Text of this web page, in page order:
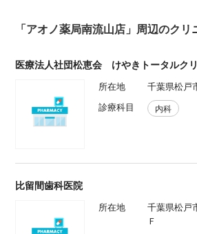
「アオノ薬局南流山店」周辺のク
医療法人社団松恵会 けやきトータルク
所在地
千葉県松戸
診療科目
内科
比留間歯科医院
所在地
千葉県松戸
Ｆ